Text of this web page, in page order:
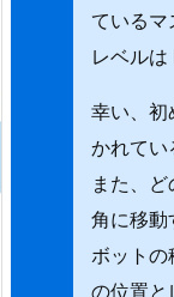
ているマ
レベルは
幸い、初
かれてい
また、
角に移動
ボットの
の位置と